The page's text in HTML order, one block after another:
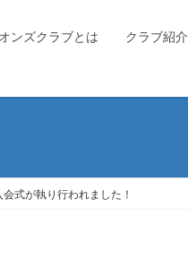
ンズクラブとは クラブ紹介
式が執り行われました！